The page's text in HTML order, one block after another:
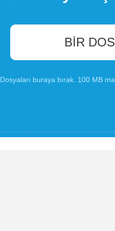
BIR
Dosyaları buraya bırak. 100 MB